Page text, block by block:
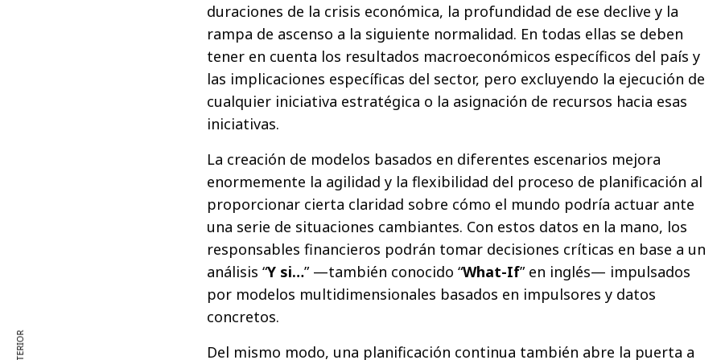
duraciones de la crisis económica, la profundidad de ese declive y la
rampa de ascenso a la siguiente normalidad. En todas ellas se deben
tener en cuenta los resultados macroeconómicos específicos del país y
las implicaciones específicas del sector, pero excluyendo la ejecución de
cualquier iniciativa estratégica o la asignación de recursos hacia esas
iniciativas.
La creación de modelos basados en diferentes escenarios mejora
enormemente la agilidad y la flexibilidad del proceso de planificación al
proporcionar cierta claridad sobre cómo el mundo podría actuar ante
una serie de situaciones cambiantes. Con estos datos en la mano, los
responsables financieros podrán tomar decisiones críticas en base a un
análisis “Y si…” —también conocido “What-If” en inglés— impulsados
por modelos multidimensionales basados en impulsores y datos
concretos.
Del mismo modo, una planificación continua también abre la puerta a